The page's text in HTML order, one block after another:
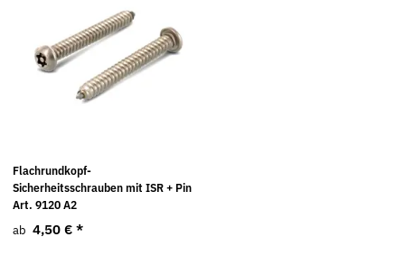
Flachrundkopf-
Sicherheitsschrauben mit ISR + Pin
Art. 9120 A2
ab 4,50 € *